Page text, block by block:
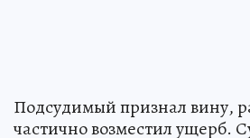
Подсудимый признал вину,
частично возместил ущерб.